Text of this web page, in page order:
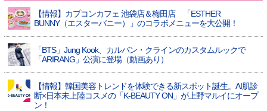
【情報】カプコンカフェ 池袋店＆梅田店 「ESTHER
BUNNY（エスターバニー）」のコラボメニューを大公開！
「BTS」Jung Kook、カルバン・クラインのカスタムルックで
「ARIRANG」公演に登場（動画あり）
【情報】韓国美容トレンドを体験できる新スポット誕生。AI肌診
断×日本未上陸コスメの「K-BEAUTY ON」が上野マルイにオープ
ン！